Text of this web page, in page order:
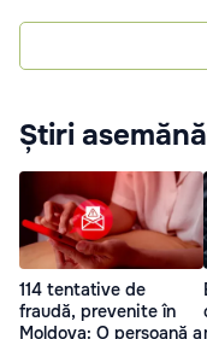
Știri
114 tentative de
fraudă, prevenite în
Moldova: O persoană a